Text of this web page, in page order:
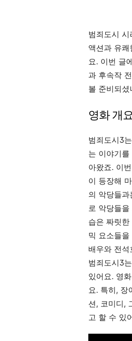
범죄도시
액션과 유
요. 이번 글
과 후속작
볼 준비되셨
영화 개
범죄도시3
는 이야기
아왔죠. 이
이 등장해
의 악당들
로 악당들
습은 짜릿
믹 요소들
배우와 전
범죄도시3
있어요. 영
요. 특히, 장
션, 코미디,
고 할 수 있